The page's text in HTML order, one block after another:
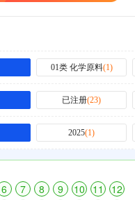
01类 化学原料(1)
已注册(23)
2025(1)
6 7 8 9 10 11 12